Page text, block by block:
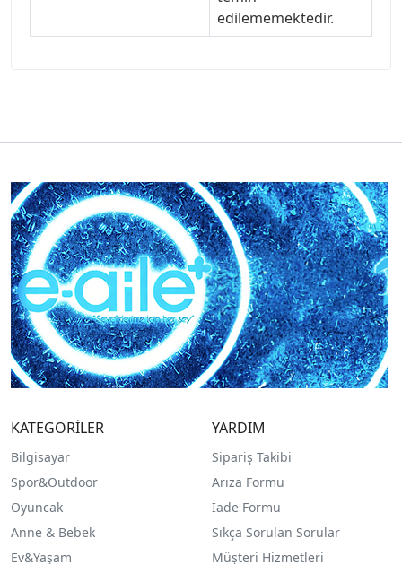
edilememektedir.
KATEGORİLER
Bilgisayar
Spor&Outdoor
Oyuncak
Anne & Bebek
Ev&Yaşam
YARDIM
Sipariş Takibi
Arıza Formu
İade Formu
Sıkça Sorulan Sorular
Müşteri Hizmetleri